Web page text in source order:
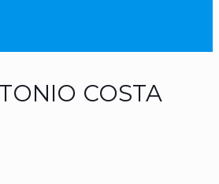
COSTA